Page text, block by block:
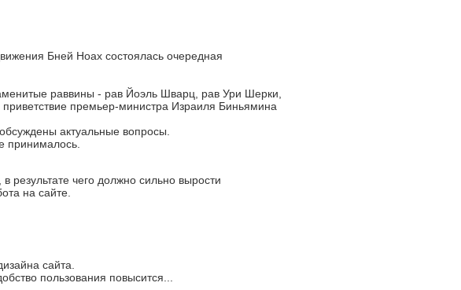
Бней Ноах состоялась очередная
раввины - рав Йоэль Шварц, рав Ури Шерки,
премьер-министра Израиля Биньямина
актуальные вопросы.
принималось.
результате чего должно сильно вырости
на сайте.
сайта.
пользования повысится...